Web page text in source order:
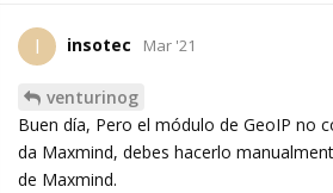
I insotec Mar '21
venturinog
Buen día, Pero el módulo de GeoIP no
da Maxmind, debes hacerlo
de Maxmind.